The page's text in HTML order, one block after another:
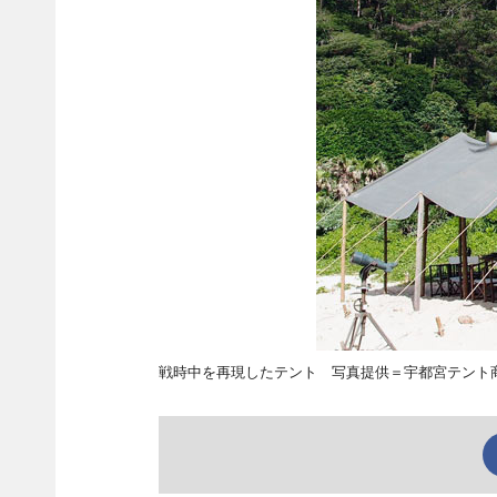
戦時中を再現したテント 写真提供＝宇都宮テント